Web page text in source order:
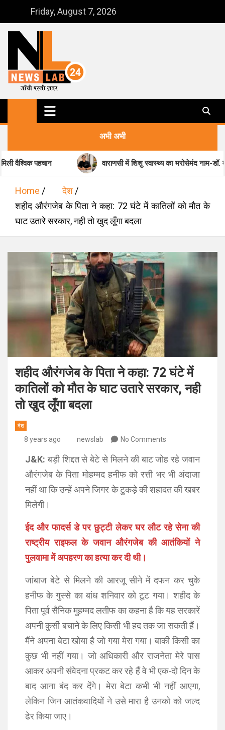
content
Friday, August 7, 2026
NewsLab24
जाँची परखी ख़बर
अभी अभी
वाराणसी में शिशु स्वास्थ्य का भरोसेमंद नाम-डॉ. मधुकर पांडेय
Home
देश
शहीद औरंगजेब के पिता ने कहा: 72 घंटे में कातिलों को मौत के
घाट उतारे सरकार, नही तो खुद लूँगा बदला
शहीद औरंगजेब के पिता ने कहा: 72 घंटे में
कातिलों को मौत के घाट उतारे सरकार, नही
तो खुद लूँगा बदला
देश
8 years ago newslab No Comments
J&K: बड़ी शिद्दत से बेटे से मिलने की बाट जोह रहे जवान
औरंगजेब के पिता मोहम्मद हनीफ को रत्ती भर भी अंदाजा
नहीं था कि उन्हें अपने जिगर के टुकड़े की शहादत की खबर
मिलेगी।
ईद और फादर्स डे पर छुट्टी लेकर घर लौट रहे सेना की
राष्ट्रीय राइफल के जवान औरंगजेब की आतंकियों ने
पुलवामा में अपहरण का हत्या कर दी थी।
जांबाज बेटे से मिलने की आरजू सीने में दफन कर चुके
हनीफ के गुस्से का बांध शनिवार को टूट गया। शहीद के
पिता पूर्व सैनिक मुहम्मद लतीफ का कहना है कि यह सरकारें
अपनी कुर्सी बचाने के लिए किसी भी हद तक जा सकती हैं।
मैंने अपना बेटा खोया है जो गया मेरा गया। बाकी किसी का
कुछ भी नहीं गया। जो अधिकारी और राजनेता मेरे पास
आकर अपनी संवेदना प्रकट कर रहे हैं वे भी एक-दो दिन के
बाद आना बंद कर देंगे। मेरा बेटा कभी भी नहीं आएगा,
लेकिन जिन आतंकवादियों ने उसे मारा है उनको को जल्द
ढेर किया जाए।